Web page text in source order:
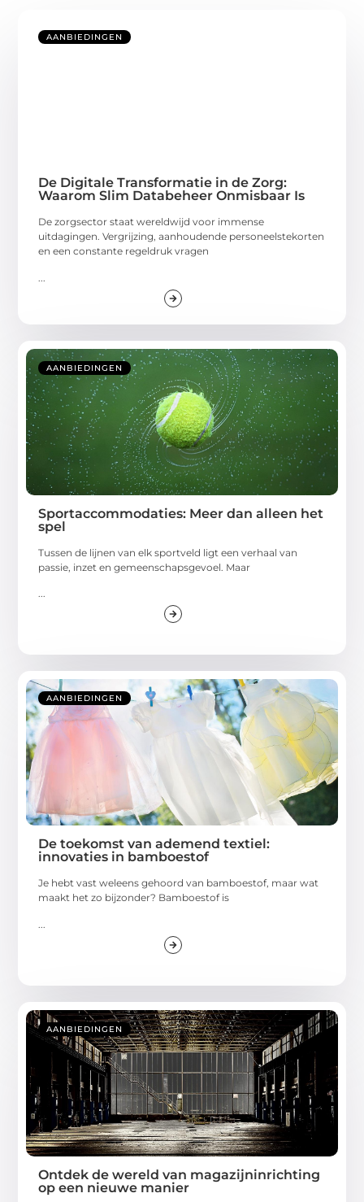
AANBIEDINGEN
De Digitale Transformatie in de Zorg:
Waarom Slim Databeheer Onmisbaar Is
De zorgsector staat wereldwijd voor immense
uitdagingen. Vergrijzing, aanhoudende personeelstekorten
en een constante regeldruk vragen
AANBIEDINGEN
Sportaccommodaties: Meer dan alleen het
spel
Tussen de lijnen van elk sportveld ligt een verhaal van
passie, inzet en gemeenschapsgevoel. Maar
...
AANBIEDINGEN
De toekomst van ademend textiel:
innovaties in bamboestof
Je hebt vast weleens gehoord van bamboestof, maar wat
maakt het zo bijzonder? Bamboestof is
AANBIEDINGEN
Ontdek de wereld van magazijninrichting
op een nieuwe manier